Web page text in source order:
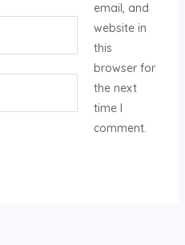
email, and
website in
this
browser for
the next
time I
comment.